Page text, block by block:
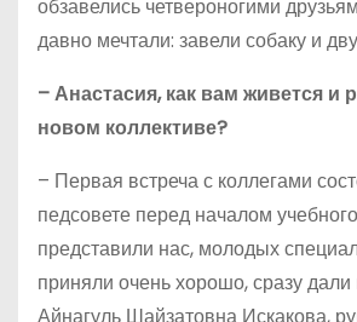
обзавелись четвероногими
давно мечтали: завели собаку и
– Анастасия, как вам живется и
новом коллективе?
– Первая встреча с коллегами
педсовете перед началом
представили нас, молодых
приняли очень хорошо, сразу дали